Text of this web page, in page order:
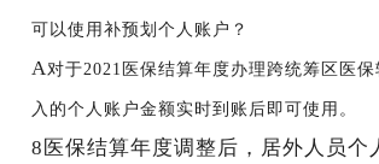
可以使用补预划个人账户？
A对于2021医保结算年度办理跨统筹区医
入的个人账户金额实时到账后即可使用。
8 医保结算年度调整后，居外人员个